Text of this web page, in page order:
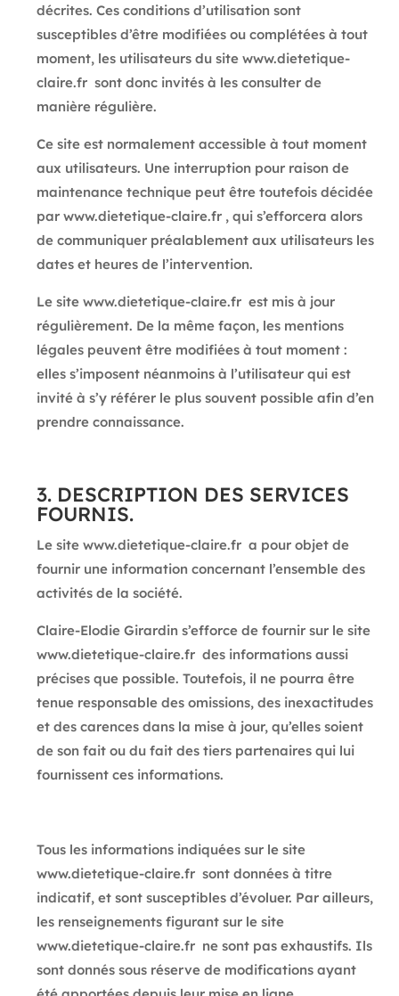
décrites. Ces conditions d’utilisation sont
susceptibles d’être modifiées ou complétées à tout
moment, les utilisateurs du sitewww.dietetique-
claire.fr sont donc invités à les consulter de
manière régulière.
Ce site est normalement accessible à tout moment
aux utilisateurs. Une interruption pour raison de
maintenance technique peut être toutefois décidée
par www.dietetique-claire.fr , qui s’efforcera alors
de communiquer préalablement aux utilisateurs les
dates et heures de l’intervention.
Le sitewww.dietetique-claire.fr est mis à jour
régulièrement. De la même façon, les mentions
légales peuvent être modifiées à tout moment :
elles s’imposent néanmoins à l’utilisateur qui est
invité à s’y référer le plus souvent possible afin d’en
prendre connaissance.
3. DESCRIPTION DES SERVICES
FOURNIS.
Le sitewww.dietetique-claire.fr a pour objet de
fournir une information concernant l’ensemble des
activités de la société.
Claire-Elodie Girardin s’efforce de fournir sur le site
www.dietetique-claire.fr des informations aussi
précises que possible. Toutefois, il ne pourra être
tenue responsable des omissions, des inexactitudes
et des carences dans la mise à jour, qu’elles soient
de son fait ou du fait des tiers partenaires qui lui
fournissent ces informations.
Tous les informations indiquées sur le site
www.dietetique-claire.fr sont données à titre
indicatif, et sont susceptibles d’évoluer. Par ailleurs,
les renseignements figurant sur le site
www.dietetique-claire.fr ne sont pas exhaustifs. Ils
sont donnés sous réserve de modifications ayant